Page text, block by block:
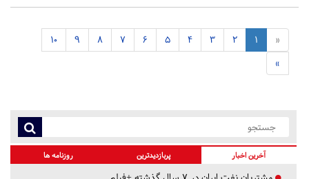
«
1
2
3
4
5
6
7
8
9
10
»
آخرین اخبار پربازدیدترین روزنامه ها